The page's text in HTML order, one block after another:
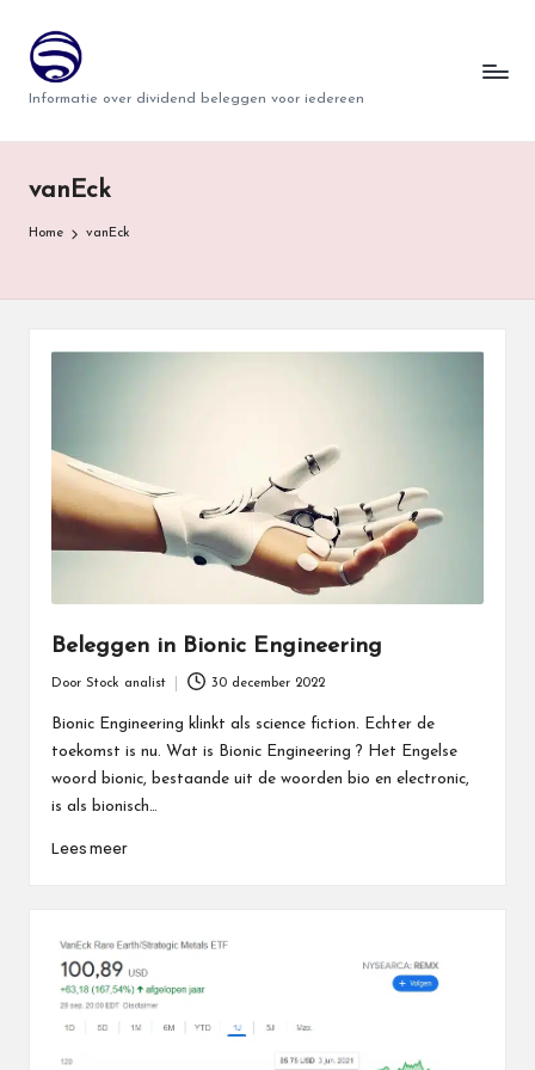
T
w
i
n
d
r
Informatie over dividend beleggen voor iedereen
vanEck
Home vanEck
Beleggen in Bionic Engineering
door
Door Stock analist 30 december 2022
Bionic Engineering klinkt als science fiction. Echter de
toekomst is nu. Wat is Bionic Engineering ? Het Engelse
woord bionic, bestaande uit de woorden bio en electronic,
is als bionisch…
Lees meer